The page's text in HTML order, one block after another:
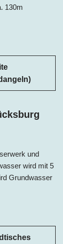
130m
und
wird mit 5
Grundwasser